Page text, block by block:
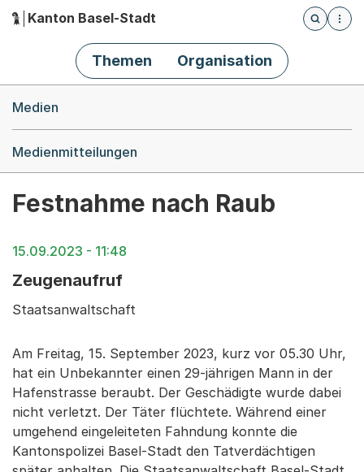
Hauptnavigation
Kanton Basel-Stadt
Öffnet
Themen Organisation
Medien
Medienmitteilungen
Festnahme nach Raub
15.09.2023 - 11:48
Zeugenaufruf
Staatsanwaltschaft
Am Freitag, 15. September 2023, kurz vor 05.30 Uhr,
hat ein Unbekannter einen 29-jährigen Mann in der
Hafenstrasse beraubt. Der Geschädigte wurde dabei
nicht verletzt. Der Täter flüchtete. Während einer
umgehend eingeleiteten Fahndung konnte die
Kantonspolizei Basel-Stadt den Tatverdächtigen